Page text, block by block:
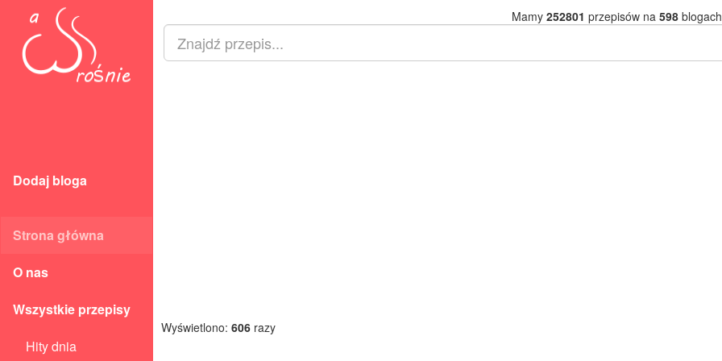
Dodaj bloga
Strona główna
O nas
Wszystkie przepisy
Hity dnia
Mamy 252801 przepisów na 598
Wyświetlono: 606 razy